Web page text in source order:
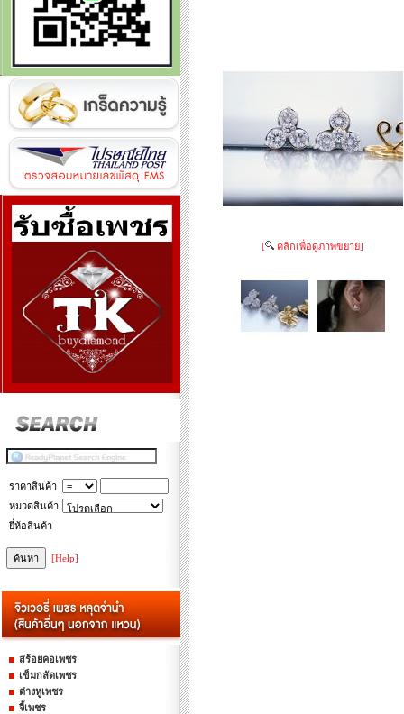
ราคาสินค้า
หมวดสินค้า
ยี่ห้อสินค้า
[Help]
สร้อยคอเพชร
เข็มกลัดเพชร
ต่างหูเพชร
จี้เพชร
[ คลิกเพื่อดูภาพขยาย]